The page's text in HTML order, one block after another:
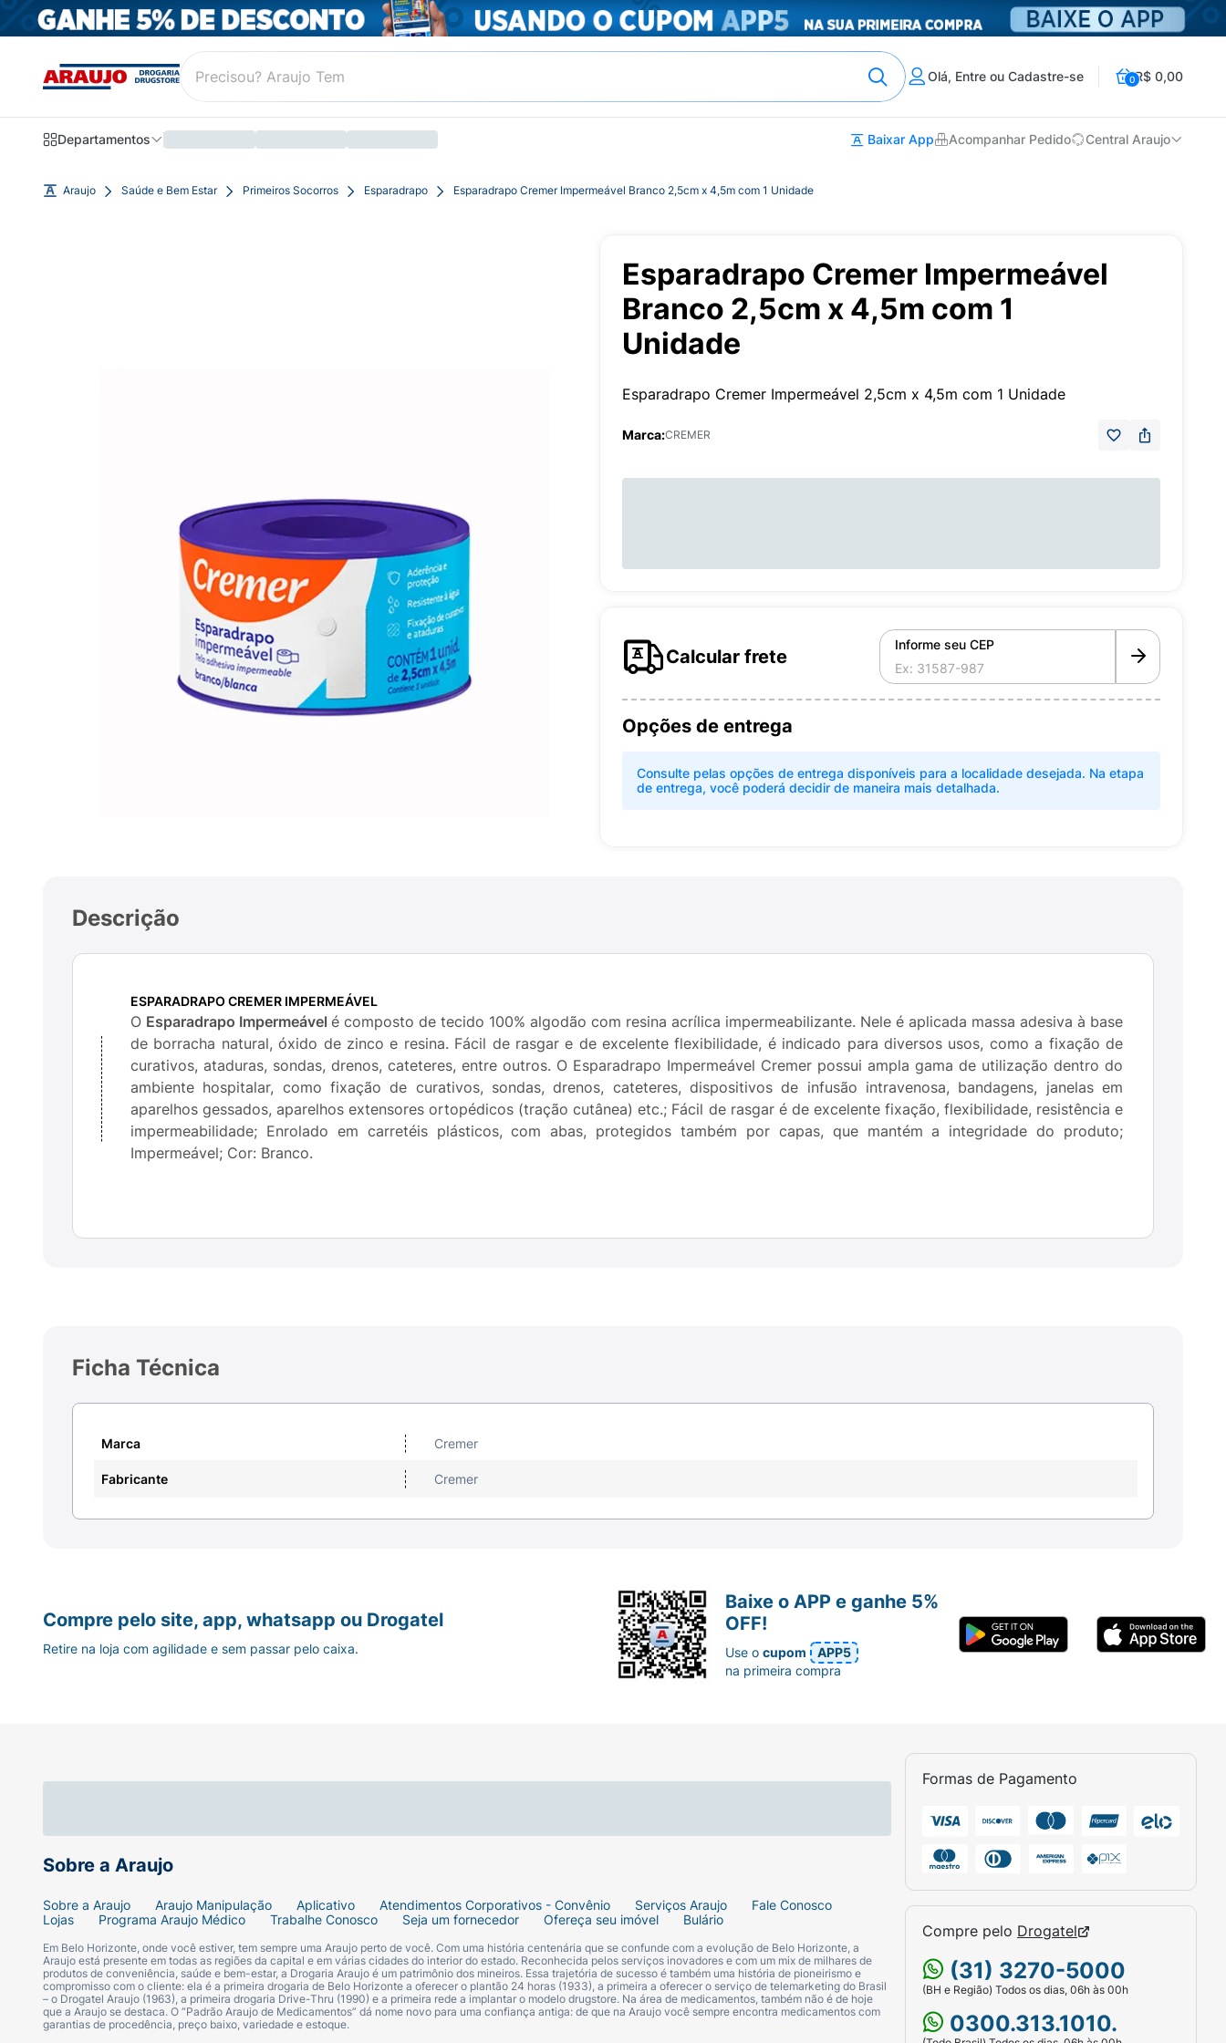
Olá, Entre ou Cadastre-se 0R$ 0,00
Departamentos Baixar App Acompanhar Pedido Central Araujo
Araujo Saúde e Bem Estar Primeiros Socorros Esparadrapo Esparadrapo Cremer Impermeável Branco 2,5cm x 4,5m com 1 Unidade
Esparadrapo Cremer Impermeável
Branco 2,5cm x 4,5m com 1
Unidade
Esparadrapo Cremer Impermeável 2,5cm x 4,5m com 1 Unidade
Marca:CREMER
Calcular frete
Informe seu CEP
Opções de entrega
Consulte pelas opções de entrega disponíveis para a localidade desejada. Na etapa
de entrega, você poderá decidir de maneira mais detalhada.
Descrição
ESPARADRAPO CREMER IMPERMEÁVEL
O Esparadrapo Impermeável é composto de tecido 100% algodão com resina acrílica impermeabilizante. Nele é aplicada massa adesiva à base
de borracha natural, óxido de zinco e resina. Fácil de rasgar e de excelente flexibilidade, é indicado para diversos usos, como a fixação de
curativos, ataduras, sondas, drenos, cateteres, entre outros. O Esparadrapo Impermeável Cremer possui ampla gama de utilização dentro do
ambiente hospitalar, como fixação de curativos, sondas, drenos, cateteres, dispositivos de infusão intravenosa, bandagens, janelas em
aparelhos gessados, aparelhos extensores ortopédicos (tração cutânea) etc.; Fácil de rasgar é de excelente fixação, flexibilidade, resistência e
impermeabilidade; Enrolado em carretéis plásticos, com abas, protegidos também por capas, que mantém a integridade do produto;
Impermeável; Cor: Branco.
Ficha Técnica
Marca Cremer
Fabricante Cremer
Sobre a Araujo
Sobre a Araujo Araujo Manipulação Aplicativo Atendimentos Corporativos - Convênio Serviços Araujo
Fale Conosco
Lojas
Programa Araujo Médico Trabalhe Conosco Seja um fornecedor Ofereça seu imóvel Bulário
Em Belo Horizonte, onde você estiver, tem sempre uma Araujo perto de você. Com uma história centenária que se confunde com a evolução de Belo Horizonte, a
Araujo está presente em todas as regiões da capital e em várias cidades do interior do estado. Reconhecida pelos serviços inovadores e com um mix de milhares de
produtos de conveniência, saúde e bem-estar, a Drogaria Araujo é um patrimônio dos mineiros. Essa trajetória de sucesso é também uma história de pioneirismo e
compromisso com o cliente: ela é a primeira drogaria de Belo Horizonte a oferecer o plantão 24 horas (1933), a primeira a oferecer o serviço de telemarketing do Brasil
– o Drogatel Araujo (1963), a primeira drogaria Drive-Thru (1990) e a primeira rede a implantar o modelo drugstore. Na área de medicamentos, também não é de hoje
que a Araujo se destaca. O “Padrão Araujo de Medicamentos” dá nome novo para uma confiança antiga: de que na Araujo você sempre encontra medicamentos com
garantias de procedência, preço baixo, variedade e estoque.
Formas de Pagamento
Compre pelo Drogatel
(31) 3270-5000
(BH e Região) Todos os dias, 06h às 00h
0300.313.1010.
Compre pelo site, app, whatsapp ou Drogatel
Retire na loja com agilidade e sem passar pelo caixa.
Baixe o APP e ganhe 5%
OFF!
Use ocupom
APP5
na primeira compra